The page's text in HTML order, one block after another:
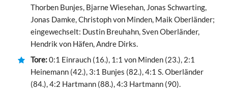
Thorben Bunjes, Bjarne Wiesehan, Jonas Schwarting,
Jonas Damke, Christoph von Minden, Maik Oberländer;
eingewechselt: Dustin Breuhahn, Sven Oberländer,
Hendrik von Häfen, Andre Dirks.
Tore:0:1 Einrauch (16.), 1:1 von Minden (23.), 2:1
Heinemann (42.), 3:1 Bunjes (82.), 4:1 S. Oberländer
(84.), 4:2 Hartmann (88.), 4:3 Hartmann (90).